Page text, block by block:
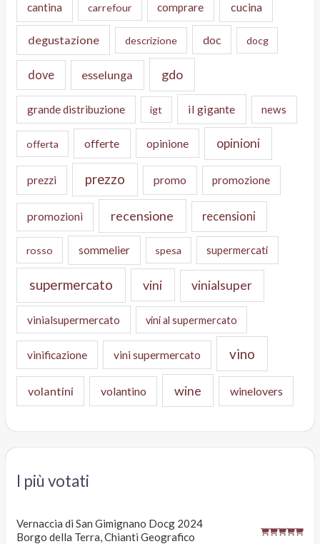
cantina carrefour comprare cucina
degustazione descrizione doc docg
dove esselunga gdo
grande distribuzione igt il gigante news
offerta offerte opinione opinioni
prezzi prezzo promo promozione
promozioni recensione recensioni
rosso sommelier spesa supermercati
supermercato vini vinialsuper
vinialsupermercato vini al supermercato
vinificazione vini supermercato vino
volantini volantino wine winelovers
I più votati
Vernaccia di San Gimignano Docg 2024
Borgo della Terra, Chianti Geografico